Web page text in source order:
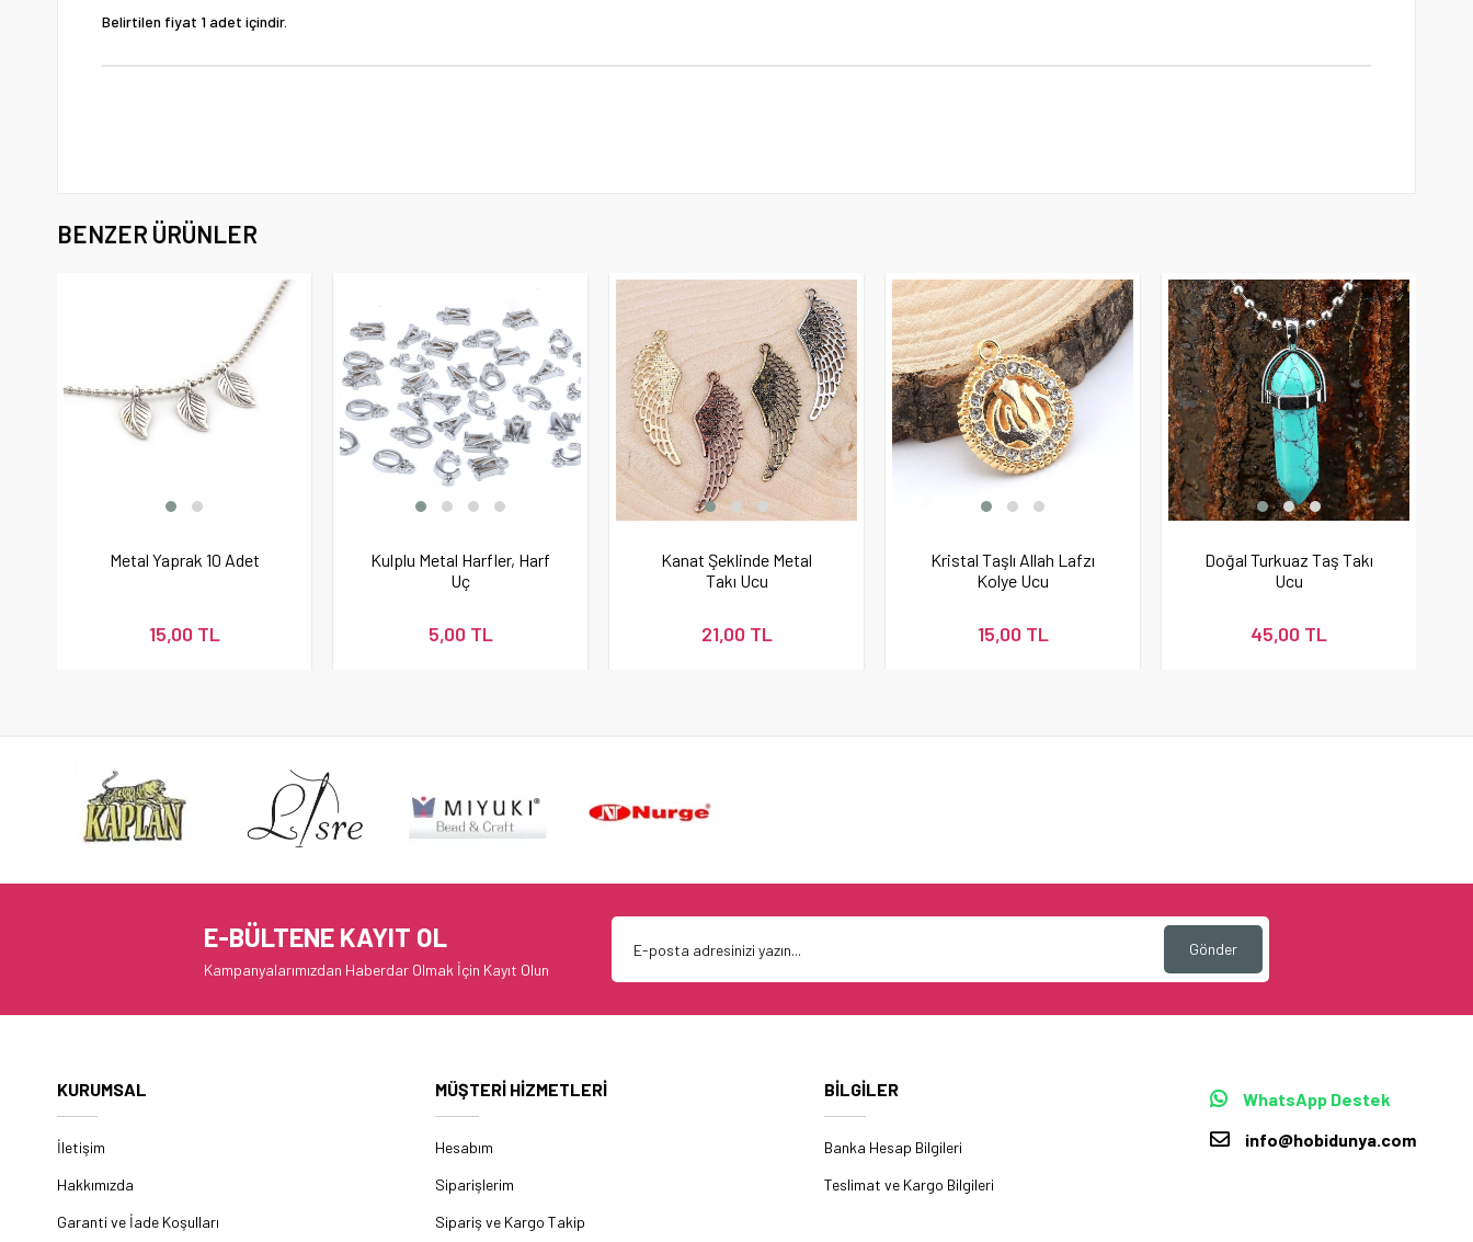
Belirtilen fiyat 1 adet içindir.
BENZER ÜRÜNLER
Metal Yaprak 10 Adet
15,00 TL
Kulplu Metal Harfler, Harf
Uç
5,00 TL
Kanat Şeklinde Metal
Takı Ucu
21,00 TL
Kristal Taşlı Allah Lafzı
Kolye Ucu
15,00 TL
Doğal Turkuaz Taş Takı
Ucu
45,00 TL
E-BÜLTENE KAYIT OL
Kampanyalarımızdan Haberdar Olmak İçin Kayıt Olun
Gönder
KURUMSAL
İletişim
Hakkımızda
Garanti ve İade Koşulları
MÜŞTERİ HİZMETLERİ
Hesabım
Siparişlerim
Sipariş ve Kargo Takip
BİLGİLER
Banka Hesap Bilgileri
Teslimat ve Kargo Bilgileri
WhatsApp Destek
info@hobidunya.com